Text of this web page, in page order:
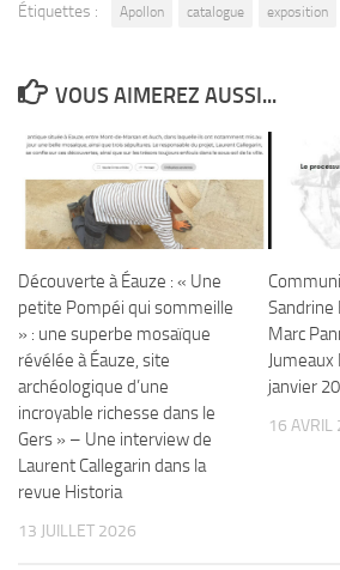
Étiquettes : Apollon catalogue exposition
VOUS AIMEREZ AUSSI...
Découverte à Éauze : « Une
petite Pompéi qui sommeille
» : une superbe mosaïque
révélée à Éauze, site
archéologique d’une
incroyable richesse dans le
Gers » – Une interview de
Laurent Callegarin dans la
revue Historia
13 JUILLET 2026
Marc
janvier
16 AVRIL